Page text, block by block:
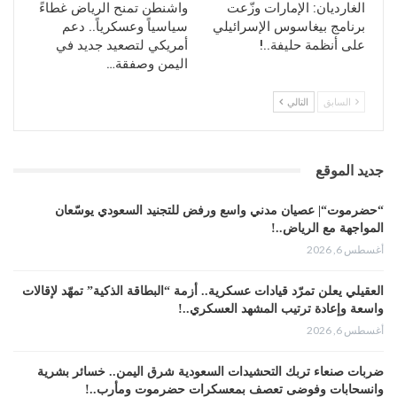
المقاومة الاسلامية في لبنان “حزب الله” تلقفت الاشارة وفهمت
مخطط العدو الصهيوني مسبقاً فأربعة عقود من المواجهة
والاشتباك بين الحزب والاحتلال كانت كافية لقراءة ما يفكر به
العدو قبل ان يبدأ، فكان الدرس واضحا والرد في وضح النهار
فتراجع الاحتلال معلنا انه غير معني بالتصعيد وذلك لان مضامين
الرسالة وتفاصيل الرد كانت لا تقبل التأويل.
على ما يحدث في القدس يعلنان عن زمن جديد ومسار مواجهة
احتماليات المواجهة المفتوحة حتى وان تاخرت وان اقتناص الفرص
للانقضاض على المقاومة لم يعد ممكناً وان مفاعيل الرد ستكون
فوق ما يتوقع صناع القرار في تل أبيب.
المصدر: العالم
الغارديان: الإمارات وزّعت
برنامج بيغاسوس الإسرائيلي
على أنظمة حليفة..!
واشنطن تمنح الرياض غطاءً
سياسياً وعسكرياً.. دعم
أمريكي لتصعيد جديد في
اليمن وصفقة…
السابق التالي
جديد الموقع
“حضرموت“| عصيان مدني واسع ورفض للتجنيد السعودي يوسّعان
المواجهة مع الرياض..!
أغسطس 6, 2026
العقيلي يعلن تمرّد قيادات عسكرية.. أزمة “البطاقة الذكية” تمهّد لإقالات
واسعة وإعادة ترتيب المشهد العسكري..!
أغسطس 6, 2026
ضربات صنعاء تربك التحشيدات السعودية شرق اليمن.. خسائر بشرية
وانسحابات وفوضى تعصف بمعسكرات حضرموت ومأرب..!